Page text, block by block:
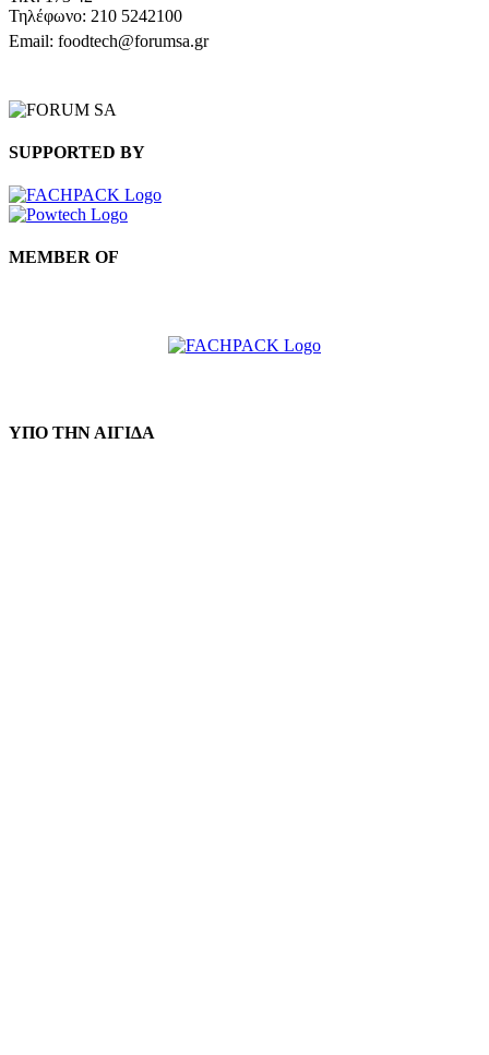
Τηλέφωνο: 210 5242100
Email: foodtech@forumsa.gr
SUPPORTED BY
MEMBER OF
ΥΠΟ ΤΗΝ ΑΙΓΙΔΑ